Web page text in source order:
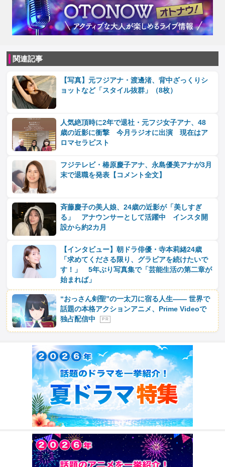
関連記事
【写真】元フジアナ・渡邊渚、背中ざっくりシ
ョットなど「スタイル抜群」（8枚）
人気絶頂時に2年で退社・元フジ女子アナ、48
歳の近影に衝撃 今月ラジオに出演 現在はア
ロマセラピスト
フジテレビ・椿原慶子アナ、永島優美アナが3月
末で退職を発表【コメント全文】
斉藤慶子の美人娘、24歳の近影が「美しすぎ
る」 アナウンサーとして活躍中 インスタ開
設から約2カ月
【インタビュー】朝ドラ俳優・寺本莉緒24歳
「求めてくださる限り、グラビアを続けたいで
す！」 5年ぶり写真集で「芸能生活の第二章が
始まれば」
“おっさん剣聖”の一太刀に宿る人生―― 世界で
話題の本格アクションアニメ、Prime Videoで
独占配信中
P R